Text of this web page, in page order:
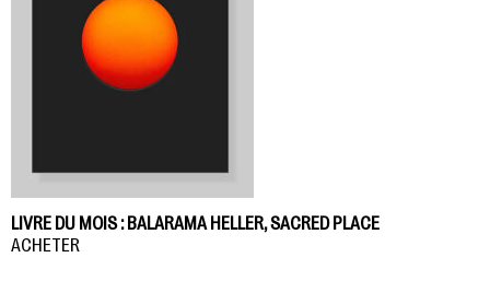
LIVRE DU MOIS : BALARAMA HELLER, SACRED PLACE
ACHETER